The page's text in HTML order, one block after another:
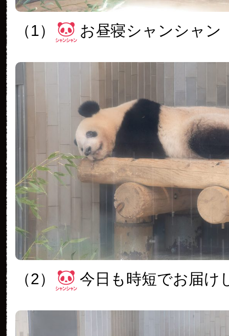
（1） お昼寝シャンシャン
（2） 今日も時短でお届け